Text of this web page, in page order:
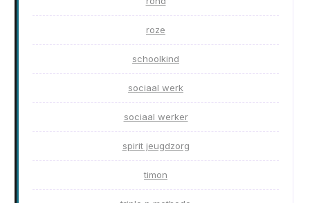
roze
schoolkind
sociaal werk
sociaal werker
spirit jeugdzorg
timon